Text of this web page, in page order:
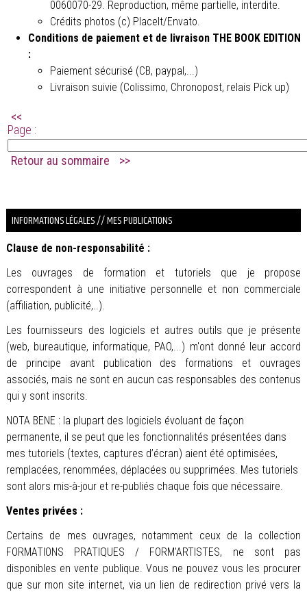
0060070-29. Reproduction, même partielle, interdite.
Crédits photos (c) PlaceIt/Envato.
Conditions de paiement et de livraison THE BOOK EDITION
:
Paiement sécurisé (CB, paypal,...)
Livraison suivie (Colissimo, Chronopost, relais Pick up)
<<
Page :
Retour au sommaire >>
INFORMATIONS LÉGALES // MES PUBLICATIONS
Clause de non-responsabilité :
Les ouvrages de formation et tutoriels que je propose
correspondent à une initiative personnelle et non commerciale
(affiliation, publicité,..).
Les fournisseurs des logiciels et autres outils que je présente
(web, bureautique, informatique, PAO,...) m'ont donné leur accord
de principe avant publication des formations et ouvrages
associés, mais ne sont en aucun cas responsables des contenus
qui y sont inscrits.
NOTA BENE : la plupart des logiciels évoluant de façon
permanente, il se peut que les fonctionnalités présentées dans
mes tutoriels (textes, captures d’écran) aient été optimisées,
remplacées, renommées, déplacées ou supprimées. Mes tutoriels
sont alors mis-à-jour et re-publiés chaque fois que nécessaire.
Ventes privées :
Certains de mes ouvrages, notamment ceux de la collection
FORMATIONS PRATIQUES / FORM'ARTISTES, ne sont pas
disponibles en vente publique. Vous ne pouvez vous les procurer
que sur mon site internet, via un lien de redirection privé vers la